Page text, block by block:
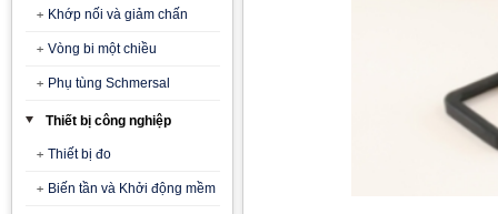
Khớp nối và giảm chấn
Vòng bi một chiều
Phụ tùng Schmersal
Thiết bị công nghiệp
Thiết bị đo
Biến tần và Khởi động mềm